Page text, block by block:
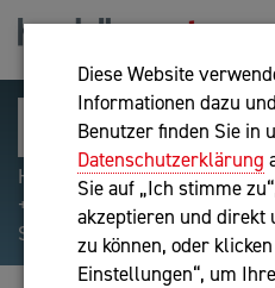
Diese Website
Informationen dazu
Benutzer finden Sie in
Datenschutzerklärung
Sie auf „Ich stimme
akzeptieren und direkt
zu können, oder
Einstellungen“, um
Hilfreiche Suchparameter:
+webshop, Begriff
Suchbegriff: "internet of